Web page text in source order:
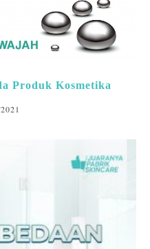
Produk Kosmetika